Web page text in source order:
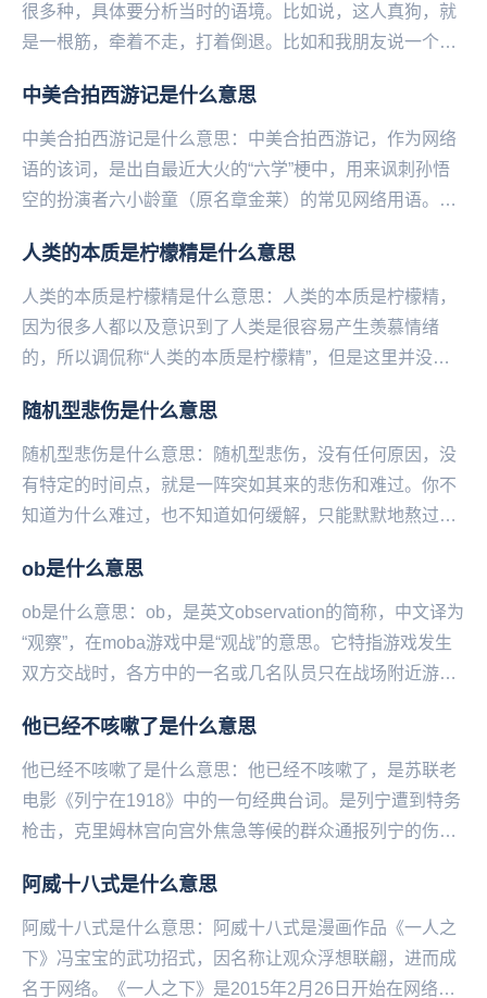
很多种，具体要分析当时的语境。比如说，这人真狗，就
是一根筋，牵着不走，打着倒退。比如和我朋友说一个别
可...
中美合拍西游记是什么意思
中美合拍西游记是什么意思：中美合拍西游记，作为网络
语的该词，是出自最近大火的“六学”梗中，用来讽刺孙悟
空的扮演者六小龄童（原名章金莱）的常见网络用语。而
人类的本质是柠檬精是什么意思
人类的本质是柠檬精是什么意思：人类的本质是柠檬精，
因为很多人都以及意识到了人类是很容易产生羡慕情绪
的，所以调侃称“人类的本质是柠檬精”，但是这里并没有
精...
随机型悲伤是什么意思
随机型悲伤是什么意思：随机型悲伤，没有任何原因，没
有特定的时间点，就是一阵突如其来的悲伤和难过。你不
知道为什么难过，也不知道如何缓解，只能默默地熬过去
ob是什么意思
ob是什么意思：ob，是英文observation的简称，中文译为
“观察”，在moba游戏中是“观战”的意思。它特指游戏发生
双方交战时，各方中的一名或几名队员只在战场附近游走
他已经不咳嗽了是什么意思
他已经不咳嗽了是什么意思：他已经不咳嗽了，是苏联老
电影《列宁在1918》中的一句经典台词。是列宁遭到特务
枪击，克里姆林宫向宫外焦急等候的群众通报列宁的伤情
阿威十八式是什么意思
阿威十八式是什么意思：阿威十八式是漫画作品《一人之
下》冯宝宝的武功招式，因名称让观众浮想联翩，进而成
名于网络。《一人之下》是2015年2月26日开始在网络平